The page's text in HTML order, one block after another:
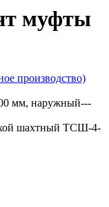
муфты
производство)
мм, наружный---
шахтный ТСШ-4-